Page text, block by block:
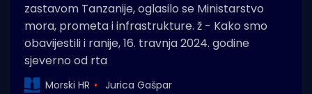
zastavom Tanzanije, oglasilo se Ministarstvo
mora, prometa i infrastrukture. ž - Kako smo
obavijestili i ranije, 16. travnja 2024. godine
sjeverno od rta
Morski HR Jurica Gašpar